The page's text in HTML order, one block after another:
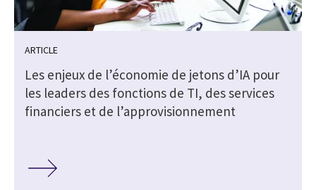
ARTICLE
Les enjeux de l’économie de jetons d’IA pour
les leaders des fonctions de TI, des services
financiers et de l’approvisionnement